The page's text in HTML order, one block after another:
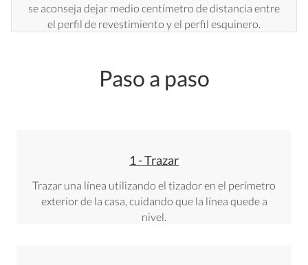
se aconseja dejar medio centímetro de distancia entre
el perfil de revestimiento y el perfil esquinero.
Paso a paso
1 - Trazar
Trazar una línea utilizando el tizador en el perímetro
exterior de la casa, cuidando que la línea quede a
nivel.